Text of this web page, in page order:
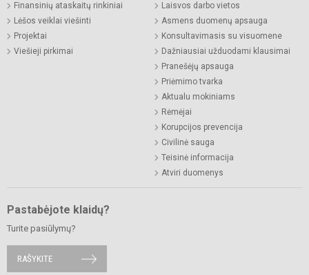
Finansinių ataskaitų rinkiniai
Lėšos veiklai viešinti
Projektai
Viešieji pirkimai
Laisvos darbo vietos
Asmens duomenų apsauga
Konsultavimasis su visuomene
Dažniausiai užduodami klausimai
Pranešėjų apsauga
Priėmimo tvarka
Aktualu mokiniams
Rėmėjai
Korupcijos prevencija
Civilinė sauga
Teisinė informacija
Atviri duomenys
Pastabėjote klaidų?
Turite pasiūlymų?
RAŠYKITE